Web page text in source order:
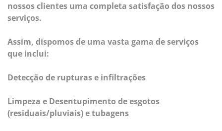
nossos clientes uma completa satisfação dos nossos
serviços.
Assim, dispomos de uma vasta gama de serviços
que inclui:
Detecção de rupturas e infiltrações
Limpeza e Desentupimento de esgotos
(residuais/pluviais) e tubagens